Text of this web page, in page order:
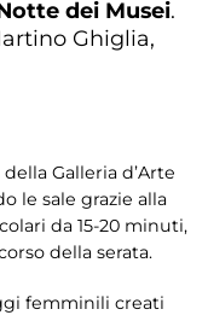
dei Musei.
Ghiglia,
Galleria d’Arte
le sale grazie alla
da 15-20 minuti,
della serata.
femminili creati